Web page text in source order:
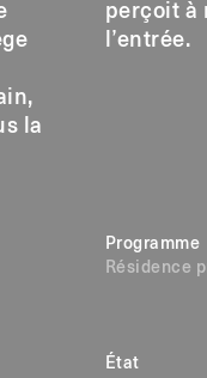
la
perçoit à
l’entrée.
Programme
Résidence
État